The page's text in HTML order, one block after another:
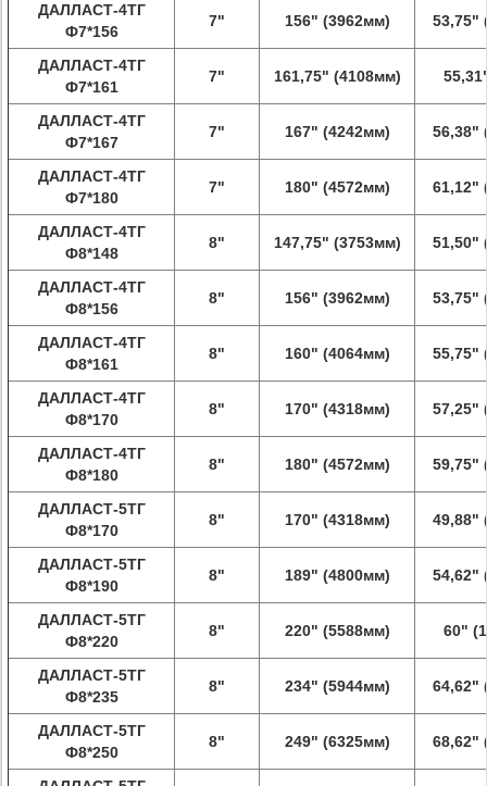
ДАЛЛАСТ-4ТГ
Ф7*156
7" 156" (3962мм) 53,75"
ДАЛЛАСТ-4ТГ
Ф7*161
7" 161,75" (4108мм)
ДАЛЛАСТ-4ТГ
Ф7*167
7" 167" (4242мм) 56,38"
ДАЛЛАСТ-4ТГ
Ф7*180
7" 180" (4572мм) 61,12"
ДАЛЛАСТ-4ТГ
Ф8*148
8" 147,75" (3753мм) 51,50"
ДАЛЛАСТ-4ТГ
Ф8*156
8" 156" (3962мм) 53,75"
ДАЛЛАСТ-4ТГ
Ф8*161
8" 160" (4064мм) 55,75"
ДАЛЛАСТ-4ТГ
Ф8*170
8" 170" (4318мм) 57,25"
ДАЛЛАСТ-4ТГ
Ф8*180
8" 180" (4572мм) 59,75"
ДАЛЛАСТ-5ТГ
Ф8*170
8" 170" (4318мм) 49,88"
ДАЛЛАСТ-5ТГ
Ф8*190
8" 189" (4800мм) 54,62"
ДАЛЛАСТ-5ТГ
Ф8*220
8" 220" (5588мм) 60"
ДАЛЛАСТ-5ТГ
Ф8*235
8" 234" (5944мм) 64,62"
ДАЛЛАСТ-5ТГ
Ф8*250
8" 249" (6325мм) 68,62"